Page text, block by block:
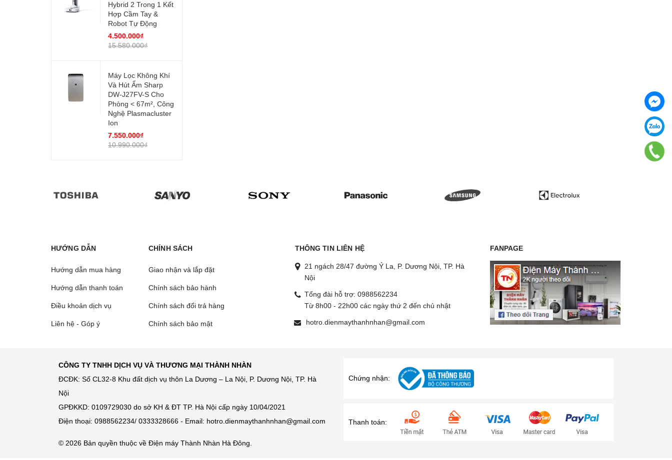
Hybrid 2 Trong 1 Kết
Hợp Cầm Tay &
Robot Tự Động
4.500.000₫
15.580.000₫
Máy Lọc Không Khí
Và Hút Ẩm Sharp
DW-J27FV-S Cho
Phòng < 67m², Công
Nghệ Plasmacluster
Ion
7.550.000₫
10.990.000₫
HƯỚNG DẪN
Hướng dẫn mua hàng
Hướng dẫn thanh toán
Điều khoản dịch vụ
Liên hệ - Góp ý
CHÍNH SÁCH
Giao nhận và lắp đặt
Chính sách bảo hành
Chính sách đổi trả hàng
Chính sách bảo mật
THÔNG TIN LIÊN HỆ
21 ngách 28/47 đường Ỷ La, P. Dương Nội, TP. Hà
Nội
Tổng đài hỗ trợ: 0988562234
Từ 8h00 - 22h00 các ngày thứ 2 đến chủ nhật
hotro.dienmaythanhnhan@gmail.com
FANPAGE
CÔNG TY TNHH DỊCH VỤ VÀ THƯƠNG MẠI THÀNH NHÀN
ĐCĐK: Số CL32-8 Khu đất dịch vụ thôn La Dương – La Nội, P. Dương Nội, TP. Hà
Nội
GPĐKKD: 0109729030 do sở KH & ĐT TP. Hà Nội cấp ngày 10/04/2021
Điện thoại: 0988562234/ 0333328666 - Email: hotro.dienmaythanhnhan@gmail.com
© 2026 Bản quyền thuộc về Điện máy Thành Nhàn Hà Đông.
Chứng nhận:
Thanh toán: